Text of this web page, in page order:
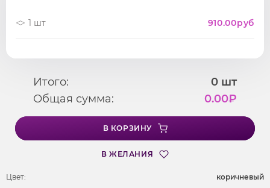
1 шт 910.00руб
Итого: 0 шт
Общая сумма:
0.00₽
В КОРЗИНУ
В ЖЕЛАНИЯ
Цвет:
коричневый